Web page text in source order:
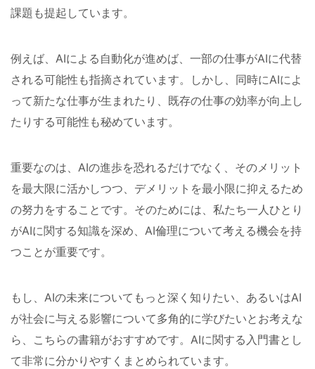
課題も提起しています。
例えば、AIによる自動化が進めば、一部の仕事がAIに代替
される可能性も指摘されています。しかし、同時にAIによ
って新たな仕事が生まれたり、既存の仕事の効率が向上し
たりする可能性も秘めています。
重要なのは、AIの進歩を恐れるだけでなく、そのメリット
を最大限に活かしつつ、デメリットを最小限に抑えるため
の努力をすることです。そのためには、私たち一人ひとり
がAIに関する知識を深め、AI倫理について考える機会を持
つことが重要です。
もし、AIの未来についてもっと深く知りたい、あるいはAI
が社会に与える影響について多角的に学びたいとお考えな
ら、こちらの書籍がおすすめです。AIに関する入門書とし
て非常に分かりやすくまとめられています。